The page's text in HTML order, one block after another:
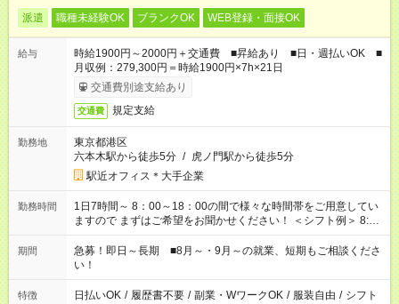
派遣 職種未経験OK ブランクOK WEB登録・面接OK
給与
時給1900円～2000円＋交通費 ■昇給あり ■日・週払いOK ■
月収例：279,300円＝時給1900円×7h×21日
交通費別途支給あり
交通費 規定支給
勤務地
東京都港区
六本木駅から徒歩5分 / 虎ノ門駅から徒歩5分
駅近オフィス＊大手企業
勤務時間
1日7時間～ 8：00～18：00の間で様々な時間帯をご用意してい
ますので まずはご希望をお聞かせください！ ＜シフト例＞ 8:00
～16:00 9:00～17:00 など！
期間
急募！即日～長期 ■8月～・9月～の就業、短期もご相談くださ
い！
特徴 日払いOK / 履歴書不要 / 副業・WワークOK / 服装自由 / シフト